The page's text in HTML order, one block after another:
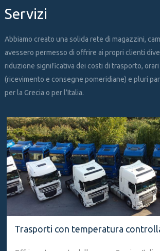
Servizi
Abbiamo creato una solida rete di magazzini,
avessero permesso di offrire ai propri clienti
riduzione significativa dei costi di trasporto,
(ricevimento e consegne pomeridiane) e pluri
per la Grecia o per l’Italia.
Trasporti da Italia